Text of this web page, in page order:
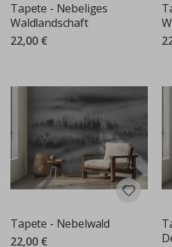
Tapete - Nebeliges
Waldlandschaft
22,00 €
Tapete - Nebelwald
22,00 €